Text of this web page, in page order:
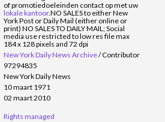
of promotiedoeleinden contact op met uw
lokale kantoor.NO SALES to either New
York Post or Daily Mail (either online or
print) NO SALES TO DAILY MAIL; Social
media use restricted to low res file max
184 x 128 pixels and 72 dpi
New York Daily News Archive/Contributor
97294835
New York Daily News
10 maart 1971
02 maart 2010
Rights managed